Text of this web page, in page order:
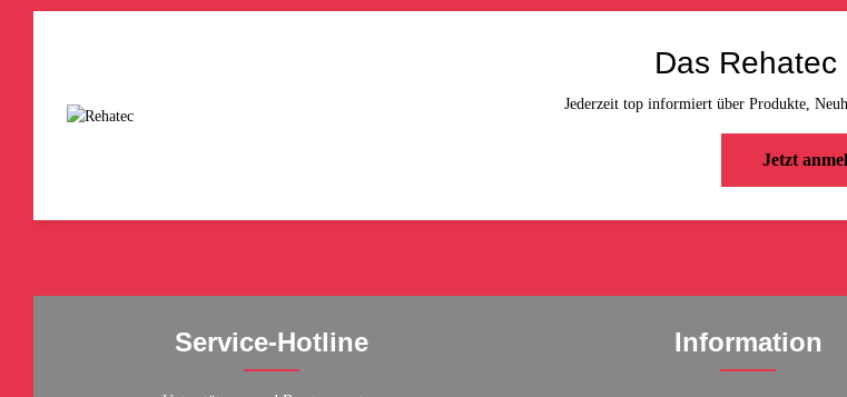
Das Rehatec
Jederzeit top informiert über Produkte,
Jetzt
Service-Hotline Information